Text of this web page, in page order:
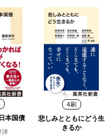
本国債
洋
4刷
悲しみとともにどう生
きるか